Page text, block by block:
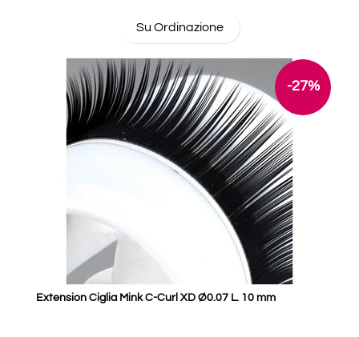
Su Ordinazione
-27%
Extension Ciglia Mink C-Curl XD Ø0.07 L. 10 mm